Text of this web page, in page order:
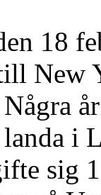
18
New
landa i
sig